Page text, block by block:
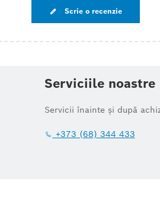
Scrie o recenzie
Serviciile noastre
Servicii înainte și după
+373 (68) 344 433